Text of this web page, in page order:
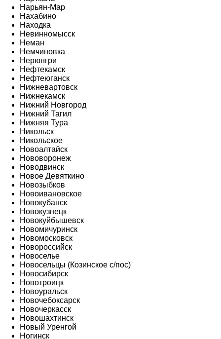
Нарьян-Мар
Нахабино
Находка
Невинномысск
Неман
Немчиновка
Нерюнгри
Нефтекамск
Нефтеюганск
Нижневартовск
Нижнекамск
Нижний Новгород
Нижний Тагил
Нижняя Тура
Никольск
Никольское
Новоалтайск
Нововоронеж
Новодвинск
Новое Девяткино
Новозыбков
Новоивановское
Новокубанск
Новокузнецк
Новокуйбышевск
Новомичуринск
Новомосковск
Новороссийск
Новоселье
Новосельцы (Козинское с/пос)
Новосибирск
Новотроицк
Новоуральск
Новочебоксарск
Новочеркасск
Новошахтинск
Новый Уренгой
Ногинск